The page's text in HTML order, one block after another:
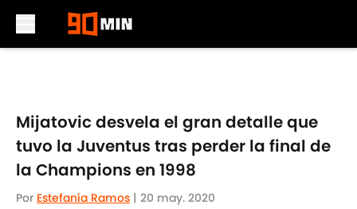
Mijatovic desvela el gran detalle que
tuvo la Juventus tras perder la final de
la Champions en 1998
Por Estefanía Ramos | 20 may. 2020